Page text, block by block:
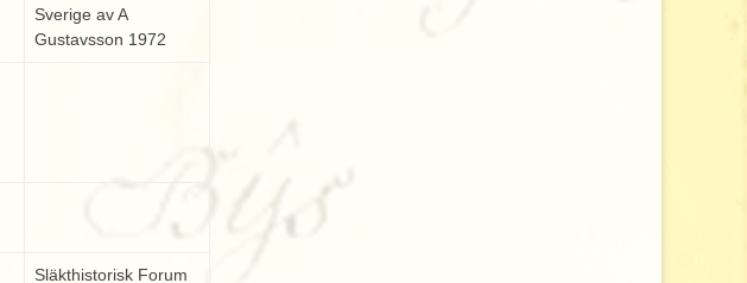
Sverige av A
Gustavsson 1972
Släkthistorisk Forum